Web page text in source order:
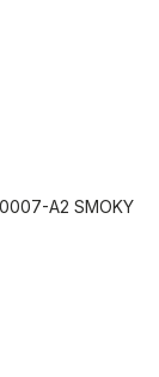
A2 SMOKY